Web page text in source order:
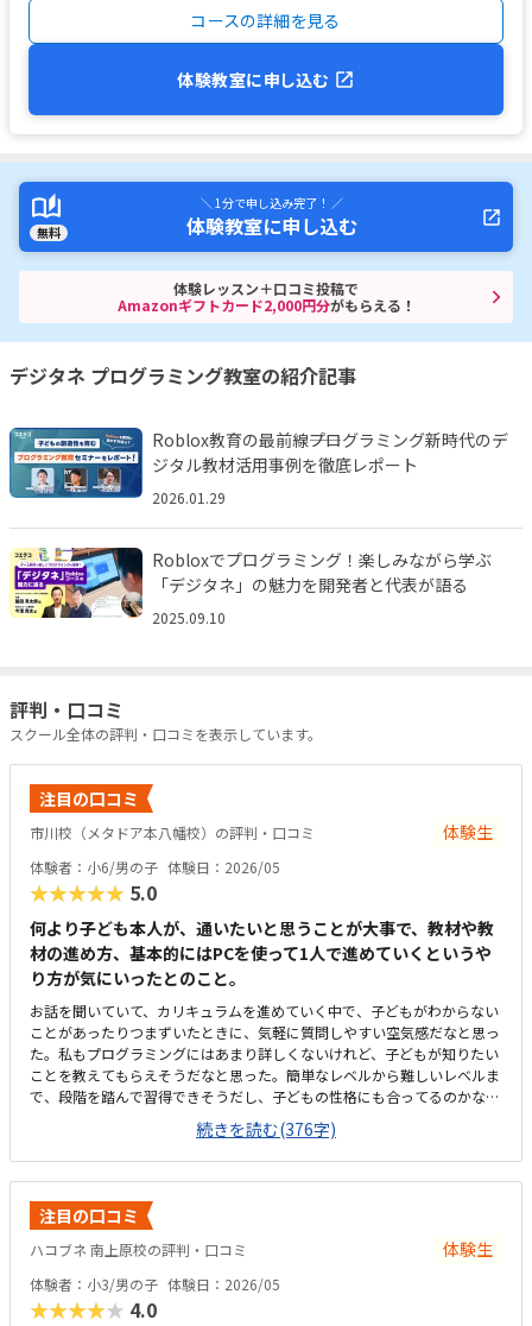
コースの詳細を見る
体験教室に申し込む
無料
＼ 1分で申し込み完了！ ／
体験教室に申し込む
体験レッスン＋口コミ投稿で
Amazonギフトカード2,000円分がもらえる！
デジタネ プログラミング教室の紹介記事
Roblox教育の最前線――プログラミング新時代のデ
ジタル教材活用事例を徹底レポート
2026.01.29
Robloxでプログラミング！楽しみながら学ぶ
「デジタネ」の魅力を開発者と代表が語る
2025.09.10
評判・口コミ
スクール全体の評判・口コミを表示しています。
注目の口コミ
市川校（メタドア本八幡校）の評判・口コミ 体験生
体験者：小6/男の子 体験日：2026/05
★★★★★ 5.0
何より子ども本人が、通いたいと思うことが大事で、教材や教
材の進め方、基本的にはPCを使って1人で進めていくというや
り方が気にいったとのこと。
お話を聞いていて、カリキュラムを進めていく中で、子どもがわからない
ことがあったりつまずいたときに、気軽に質問しやすい空気感だなと思っ
た。私もプログラミングにはあまり詳しくないけれど、子どもが知りたい
ことを教えてもらえそうだなと思った。簡単なレベルから難しいレベルま
で、段階を踏んで習得できそうだし、子どもの性格にも合ってるのかなと
思った。近いに越したことはないが、駅前のビルの中にあり、バス一本で
通えるので、許容範囲かなと思った。ロボットを使ったコースと、ロブロ
ックスコースの部屋が壁1枚で分かれていたが、ロボットの方の音量(声
量？)がどのくらいになるか後から気になったが、聞き忘れてしまった。
他の習い事と比べると少し高い。込み込みで月謝が1万円くらいだと嬉し
い。月に3回ということについては不満はない。同上。子どもが、教材が
使いやすそうと言っていた。
続きを読む(376字)
注目の口コミ
ハコブネ 南上原校の評判・口コミ 体験生
体験者：小3/男の子 体験日：2026/05
★★★★★ 4.0